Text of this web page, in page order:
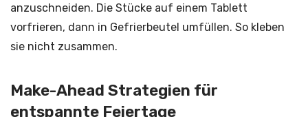
anzuschneiden. Die Stücke auf einem Tablett
vorfrieren, dann in Gefrierbeutel umfüllen. So kleben
sie nicht zusammen.
Make-Ahead Strategien für
entspannte Feiertage